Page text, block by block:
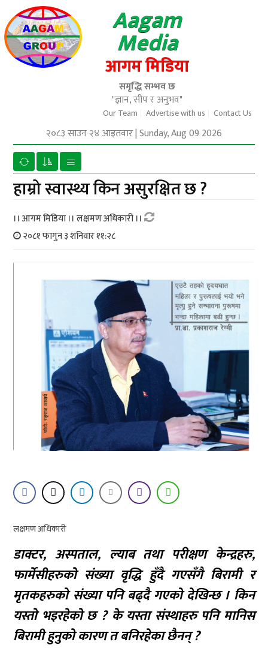
Aagam
Media
आगम मिडिया
समृद्धि सम्भव छ
"ज्ञान, सीप र अनुभव"
Our Team Advertise with us Contact Us
२०८३ साउन २४ आइतवार|Sunday, Aug 09 2026
हाम्रो स्वास्थ्य किन असुरक्षित छ ?
।। आगम मिडिया ।। लक्षमण अधिकारी ।।
२०८१ फागुन ३ शनिवार ११:२८
लक्षमण अधिकारी
डाक्टर, अस्पताल, ल्याब तथा परीक्षण केन्द्रहरु,
फार्मेसीहरुको संख्या वृद्धि हुँदै गएसँगै बिरामी र
मृतकहरुको संख्या पनि बढ्दै गएको देखिन्छ । किन
यस्तो भइरहेको छ ? के यस्ता संस्थाहरु पनि मानिस
बिरामी हुनुको कारण त बनिरहेका छैनन् ?